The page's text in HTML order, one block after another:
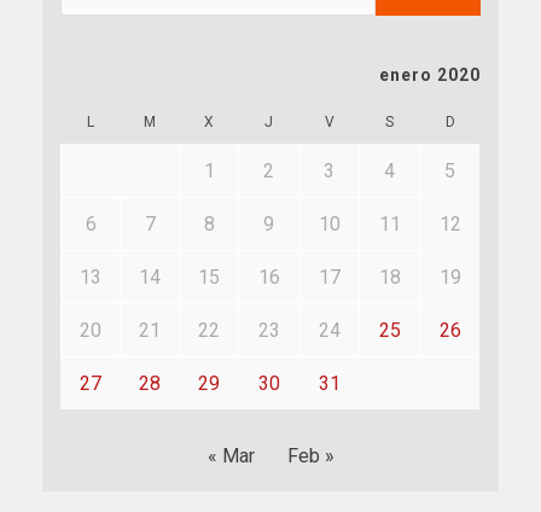
enero 2020
L M X J V S D
1 2 3 4 5
6 7 8 9 10 11 12
13 14 15 16 17 18 19
20 21 22 23 24 25 26
27 28 29 30 31
« Mar Feb »